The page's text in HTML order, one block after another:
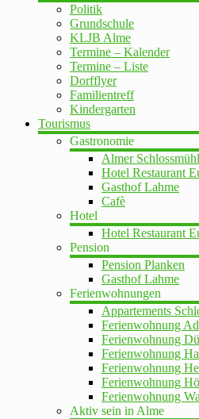
Politik
Grundschule
KLJB Alme
Termine – Kalender
Termine – Liste
Dorfflyer
Familientreff
Kindergarten
Tourismus
Gastronomie
Almer
Hotel Restaurant
Gasthof Lahme
Cafè
Hotel
Hotel Restaurant
Pension
Pension Planken
Gasthof Lahme
Ferienwohnungen
Appartements
Ferienwohnung
Ferienwohnung
Ferienwohnung
Ferienwohnung
Ferienwohnung
Ferienwohnung
Aktiv sein in Alme